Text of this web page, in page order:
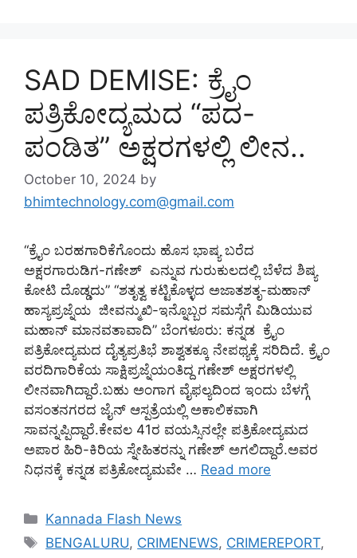
SAD DEMISE: ಕ್ರೈಂ
ಪತ್ರಿಕೋದ್ಯಮದ “ಪದ-
ಪಂಡಿತ” ಅಕ್ಷರಗಳಲ್ಲಿ ಲೀನ..
October 10, 2024 by
bhimtechnology.com@gmail.com
“ಕ್ರೈಂ ಬರಹಗಾರಿಕೆಗೊಂದು ಹೊಸ ಭಾಷ್ಯ ಬರೆದ
ಅಕ್ಷರಗಾರುಡಿಗ-ಗಣೇಶ್ ಎನ್ನುವ ಗುರುಕುಲದಲ್ಲಿ ಬೆಳೆದ ಶಿಷ್ಯ
ಕೋಟಿ ದೊಡ್ಡದು” “ಶತೃತ್ವ ಕಟ್ಟಿಕೊಳ್ಳದ ಅಜಾತಶತೃ-ಮಹಾನ್
ಹಾಸ್ಯಪ್ರಜ್ನೆಯ ಜೀವನ್ಮುಖಿ-ಇನ್ನೊಬ್ಬರ ಸಮಸ್ಗೆಗೆ ಮಿಡಿಯುವ
ಮಹಾನ್ ಮಾನವತಾವಾದಿ” ಬೆಂಗಳೂರು: ಕನ್ನಡ ಕ್ರೈಂ
ಪತ್ರಿಕೋದ್ಯಮದ ದೈತ್ಯಪ್ರತಿಭೆ ಶಾಶ್ವತಕ್ಕೂ ನೇಪಥ್ಯಕ್ಕೆ ಸರಿದಿದೆ. ಕ್ರೈಂ
ವರದಿಗಾರಿಕೆಯ ಸಾಕ್ಷಿಪ್ರಜ್ನೆಯಂತಿದ್ದ ಗಣೇಶ್ ಅಕ್ಷರಗಳಲ್ಲಿ
ಲೀನವಾಗಿದ್ದಾರೆ.ಬಹು ಅಂಗಾಗ ವೈಫಲ್ಯದಿಂದ ಇಂದು ಬೆಳಗ್ಗೆ
ವಸಂತನಗರದ ಜೈನ್ ಆಸ್ಪತ್ರೆಯಲ್ಲಿ ಅಕಾಲಿಕವಾಗಿ
ಸಾವನ್ನಪ್ಪಿದ್ದಾರೆ.ಕೇವಲ 41ರ ವಯಸ್ಸಿನಲ್ಲೇ ಪತ್ರಿಕೋದ್ಯಮದ
ಅಪಾರ ಹಿರಿ-ಕಿರಿಯ ಸ್ನೇಹಿತರನ್ನು ಗಣೇಶ್ ಅಗಲಿದ್ದಾರೆ.ಅವರ
ನಿಧನಕ್ಕೆ ಕನ್ನಡ ಪತ್ರಿಕೋದ್ಯಮವೇ … Read more
Categories
Kannada Flash News
Tags
BENGALURU, CRIMENEWS, CRIMEREPORT,